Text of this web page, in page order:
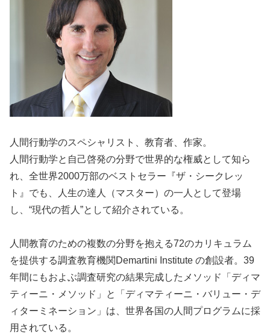
人間行動学のスペシャリスト、教育者、作家。
人間行動学と自己啓発の分野で世界的な権威として知ら
れ、全世界2000万部のベストセラー『ザ・シークレッ
ト』でも、人生の達人（マスター）の一人として登場
し、“現代の哲人”として紹介されている。
人間教育のための複数の分野を抱える72のカリキュラム
を提供する調査教育機関Demartini Institute の創設者。39
年間にもおよぶ調査研究の結果完成したメソッド「ディマ
ティーニ・メソッド」と「ディマティーニ・バリュー・デ
ィターミネーション」は、世界各国の人間プログラムに採
用されている。